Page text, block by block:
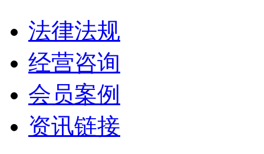
法律法规
经营咨询
会员案例
资讯链接